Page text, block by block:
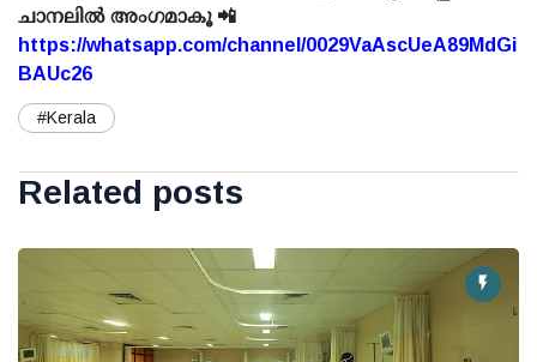
ചാനലിൽ അംഗമാകൂ 📲
https://whatsapp.com/channel/0029VaAscUeA89MdGi
BAUc26
#Kerala
Related posts